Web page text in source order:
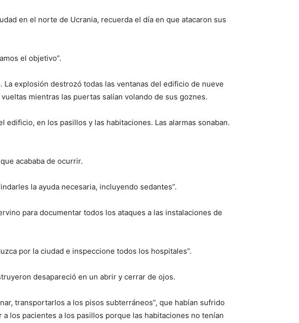
en el norte de Ucrania, recuerda el día en que atacaron sus
el objetivo”.
explosión destrozó todas las ventanas del edificio de nueve
mientras las puertas salían volando de sus goznes.
edificio, en los pasillos y las habitaciones. Las alarmas sonaban.
acababa de ocurrir.
la ayuda necesaria, incluyendo sedantes”.
para documentar todos los ataques a las instalaciones de
por la ciudad e inspeccione todos los hospitales”.
desapareció en un abrir y cerrar de ojos.
transportarlos a los pisos subterráneos”, que habían sufrido
los pacientes a los pasillos porque las habitaciones no tenían